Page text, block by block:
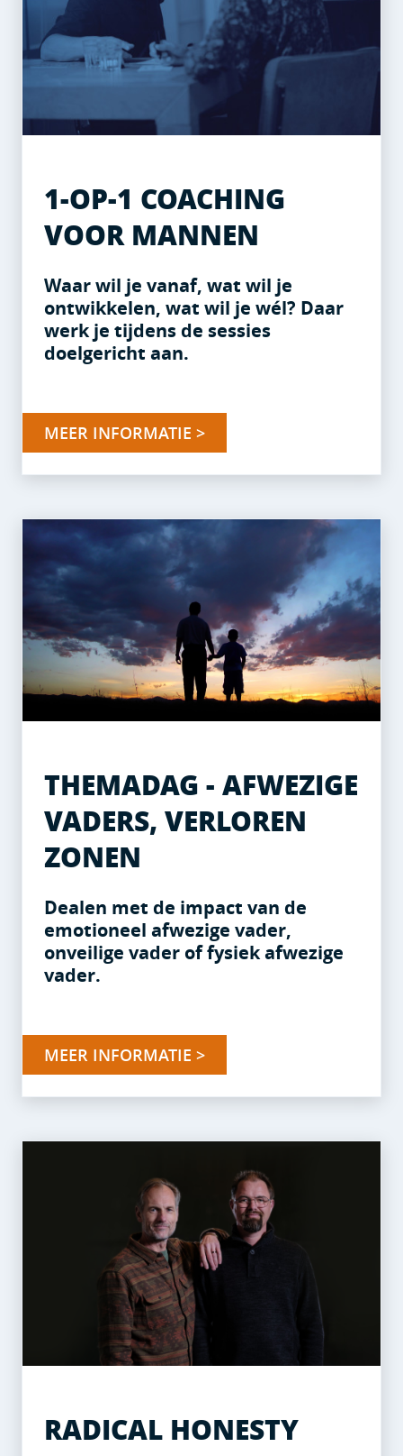
1-OP-1 COACHING
VOOR MANNEN
Waar wil je vanaf, wat wil je
ontwikkelen, wat wil je wél? Daar
werk je tijdens de sessies
doelgericht aan.
MEER INFORMATIE >
THEMADAG - AFWEZIGE
VADERS, VERLOREN
ZONEN
Dealen met de impact van de
emotioneel afwezige vader,
onveilige vader of fysiek afwezige
vader.
MEER INFORMATIE >
RADICAL HONESTY